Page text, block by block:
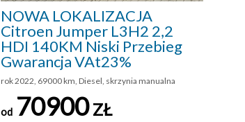
NOWA LOKALIZACJA
Citroen Jumper L3H2 2,2
HDI 140KM Niski Przebieg
Gwarancja VAt23%
rok 2022, 69000 km, Diesel, skrzynia manualna
od 70900ZŁ